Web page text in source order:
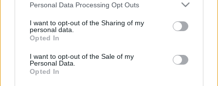
Personal Data Processing Opt Outs
I want to opt-out of the Sharing of my
personal data.
Opted In
I want to opt-out of the Sale of my
Personal Data.
Opted In
izmjeni i dopunama Pravilnika o uvjetima i
postupku izdavanja odobrenja za stavljanje
genetički modificirane hrane i hrane za životinje
prvi put na tržište BiH i zahtjevima koji se odnose
na njihovu sljedivost i označavanje'',
pojašnjava
Hajrić.